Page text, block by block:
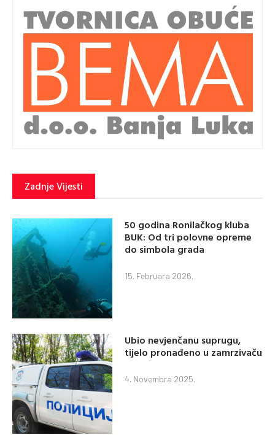
Zadnje Vijesti
50 godina Ronilačkog kluba
BUK: Od tri polovne opreme
do simbola grada
15. Februara 2026.
Ubio nevjenčanu suprugu,
tijelo pronađeno u zamrzivaču
4. Novembra 2025.